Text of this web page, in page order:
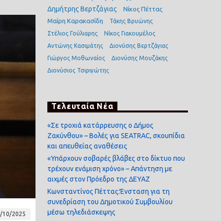
10/2025
Δημήτρης Βερτζάγιας
Νίκος Πέττας
Μαίρη Καρακασίδη
Τάκης Βρυώνης
Στέλιος Γούλιαρης
Νίκος Γιακουμέλος
Αντώνης Κασιμάτης
Διονύσης Βερτζάγιας
Γιώργος Μοθωναίος
Διονύσης Μουζάκης
Διονύσιος Τσιριγώτης
Τελευταία Νέα
«Σε τροχιά κατάρρευσης ο Δήμος
Ζακύνθου» – Βολές για SEATRAC, σκουπίδια
και απευθείας αναθέσεις
«Υπάρχουν σοβαρές βλάβες στο δίκτυο που
τρέχουν ενάμιση χρόνο» – Απάντηση με
αιχμές στον Πρόεδρο της ΔΕΥΑΖ
Κωνσταντίνος Πέττας:Ένσταση για τη
συνεδρίαση του Δημοτικού Συμβουλίου
μέσω τηλεδιάσκεψης